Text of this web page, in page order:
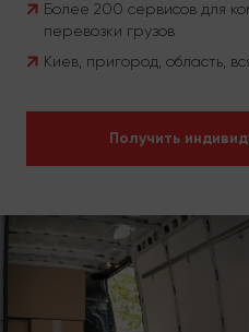
Более 200 сервисов для
перевозки грузов
Киев, пригород, область,
Получить